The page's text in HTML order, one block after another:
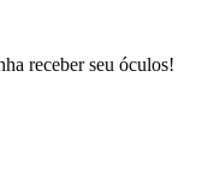
receber seu óculos!